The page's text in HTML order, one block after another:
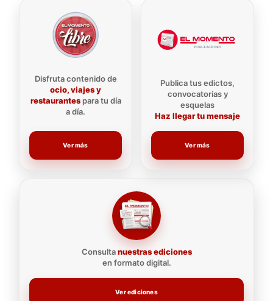
Disfruta contenido de
ocio, viajes y
restaurantespara tu día
a día.
Ver más
Consultanuestras ediciones
en formato digital.
Ver ediciones
Publica tus edictos,
convocatorias y
esquelas
Haz llegar tu mensaje
Ver más